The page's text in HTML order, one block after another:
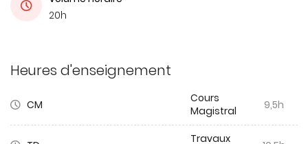
20h
Heures d'enseignement
CM
Cours
Magistral
9,5h
Travaux